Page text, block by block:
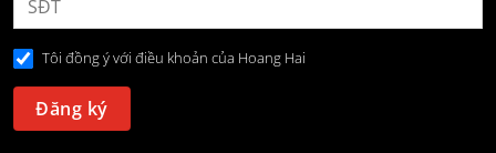
Tôi đồng ý với điều khoản của Hoang Hai